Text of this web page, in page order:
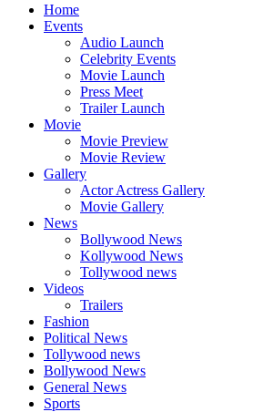
Home
Events
Audio Launch
Celebrity Events
Movie Launch
Press Meet
Trailer Launch
Movie
Movie Preview
Movie Review
Gallery
Actor Actress Gallery
Movie Gallery
News
Bollywood News
Kollywood News
Tollywood news
Videos
Trailers
Fashion
Political News
Tollywood news
Bollywood News
General News
Sports